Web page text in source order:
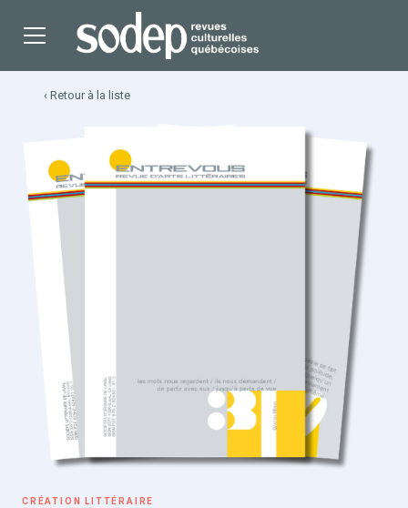
‹ Retour à la liste
CRÉATION LITTÉRAIRE